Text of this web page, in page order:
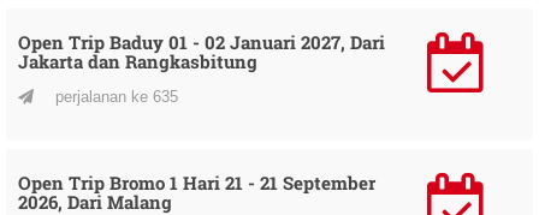
Open Trip Baduy 01 - 02 Januari 2027, Dari
Jakarta dan Rangkasbitung
perjalanan ke 635
Open Trip Bromo 1 Hari 21 - 21 September
2026, Dari Malang